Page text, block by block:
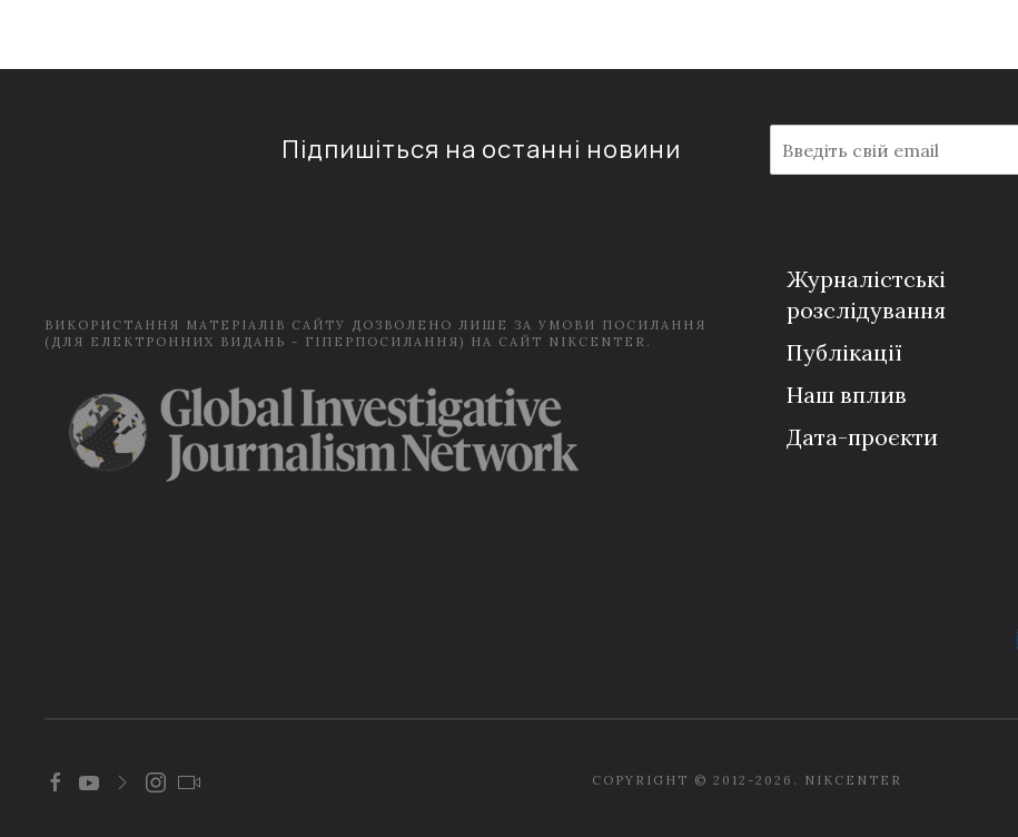
Підпишіться на останні новини
m
a
ВИКОРИСТАННЯ МАТЕРІАЛІВ САЙТУ ДОЗВОЛЕНО ЛИШЕ ЗА УМОВИ ПОСИЛАННЯ
(ДЛЯ ЕЛЕКТРОННИХ ВИДАНЬ - ГІПЕРПОСИЛАННЯ) НА САЙТ NIKCENTER.
Журналістські
розслідування
Публікації
Наш вплив
Дата-проєкти
COPYRIGHT © 2012-2026. NIKCENTER